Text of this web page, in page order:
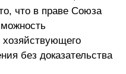
что в праве Союза
без доказательства